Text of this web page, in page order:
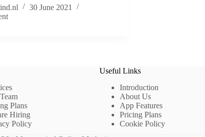
30 June 2021
Plans
Hiring
Policy
Useful Links
Introduction
About Us
App Features
Pricing Plans
Cookie Policy